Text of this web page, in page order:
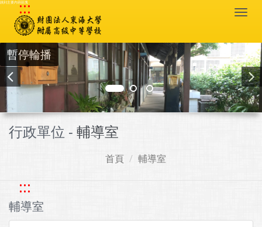
跳到主要內容區塊
:::
暫停輪播
行政單位 - 輔導室
首頁 輔導室
:::
輔導室